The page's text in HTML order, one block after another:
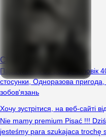
Chcemyzaszalec2
Пара (Жінка 35 років, Чоловік
стосунки,Одноразова пригода
зобов'язань
Хочу зустрітися
на веб-сайті від
Nie mamy premium Pisać !!!
jesteśmy para szukajaca trochę